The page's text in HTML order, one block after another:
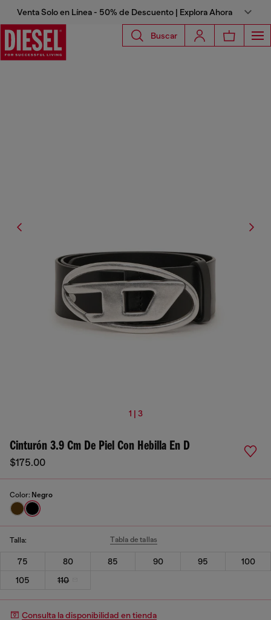
Venta Solo en Línea - 50% de Descuento | Explora Ahora
Buscar
1 | 3
Cinturón 3.9 Cm De Piel Con Hebilla En D
$175.00
Color: Negro
Talla: Tabla de tallas
75 80 85 90 95
100
105
110
Consulta la disponibilidad en tienda